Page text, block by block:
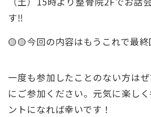
す‼️
🟡🟡今回の内容はもうこれで最
一度も参加したことのない方は
にご参加ください。元気に楽し
ントになれば幸いです！